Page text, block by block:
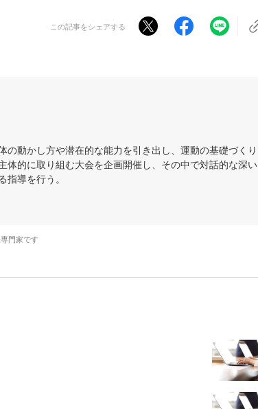
この記事をシェアする
の動かし方や潜在的な能力を引き出し、運動の基礎づくり
体的に取り組む大会を企画開催し、その中で対話的な深い
導を行う。
門家です